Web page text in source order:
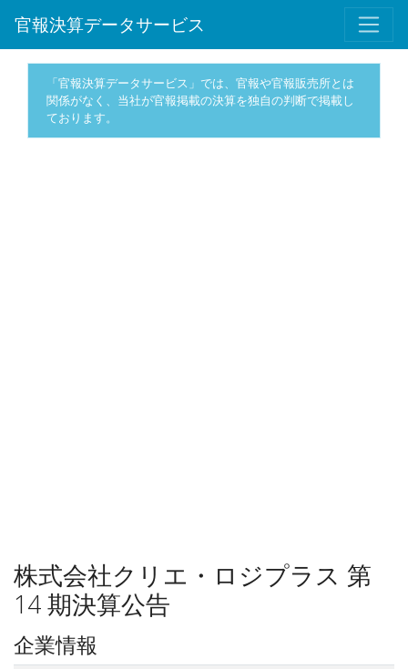
官報決算データサービス
「官報決算データサービス」では、官報や官報販売所とは
関係がなく、当社が官報掲載の決算を独自の判断で掲載し
ております。
株式会社クリエ・ロジプラス 第
14 期決算公告
企業情報